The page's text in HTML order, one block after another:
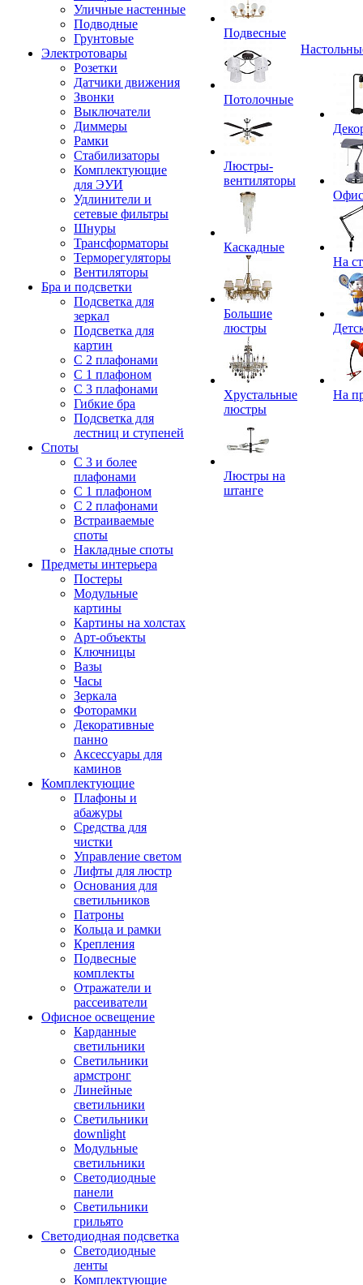
Уличные настенные
Подводные
Грунтовые
Электротовары
Розетки
Датчики движения
Звонки
Выключатели
Диммеры
Рамки
Стабилизаторы
Комплектующие
для ЭУИ
Удлинители и
сетевые фильтры
Шнуры
Трансформаторы
Терморегуляторы
Вентиляторы
Бра и подсветки
Подсветка для
зеркал
Подсветка для
картин
С 2 плафонами
С 1 плафоном
С 3 плафонами
Гибкие бра
Подсветка для
лестниц и ступеней
Споты
С 3 и более
плафонами
С 1 плафоном
С 2 плафонами
Встраиваемые
споты
Накладные споты
Предметы интерьера
Постеры
Модульные
картины
Картины на холстах
Арт-объекты
Ключницы
Вазы
Часы
Зеркала
Фоторамки
Декоративные
панно
Аксессуары для
каминов
Комплектующие
Плафоны и
абажуры
Средства для
чистки
Управление светом
Лифты для люстр
Основания для
светильников
Патроны
Кольца и рамки
Крепления
Подвесные
комплекты
Отражатели и
рассеиватели
Офисное освещение
Карданные
светильники
Светильники
армстронг
Линейные
светильники
Светильники
downlight
Модульные
светильники
Светодиодные
панели
Светильники
грильято
Светодиодная подсветка
Светодиодные
ленты
Комплектующие
Подвесные
Потолочные
Люстры-
вентиляторы
Каскадные
Большие
люстры
Хрустальные
люстры
Люстры на
штанге
На
На